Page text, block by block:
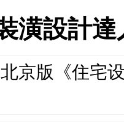
潢設計
北京版《住宅